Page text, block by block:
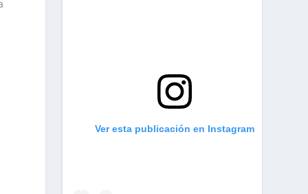
Ver esta publicación en Instagram